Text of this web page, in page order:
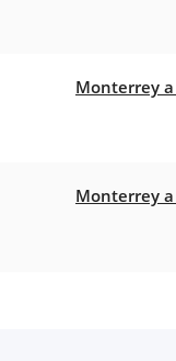
Monterrey
Monterrey